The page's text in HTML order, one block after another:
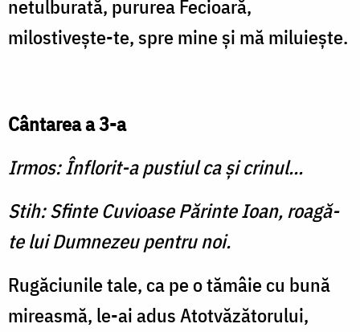
netulburată, pururea Fecioară,
milostiveşte-te, spre mine şi mă miluieşte.
Cântarea a 3-a
Irmos: Înflorit-a pustiul ca şi crinul...
Stih: Sfinte Cuvioase Părinte Ioan, roagă-
te lui Dumnezeu pentru noi.
Rugăciunile tale, ca pe o tămâie cu bună
mireasmă, le-ai adus Atotvăzătorului,